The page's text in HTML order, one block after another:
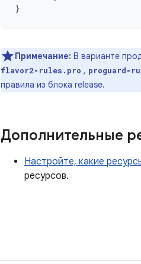
}
Примечание: В варианте
flavor2‑rules.pro ,
правила из блока release.
Дополнительные
Настройте, какие
ресурсов.